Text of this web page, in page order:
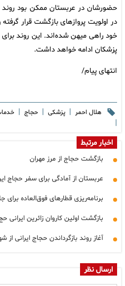
حضورشان در عربستان ممکن بود روند
در اولویت پروازهای بازگشت قرار
خود راهی میهن شده‌اند. این روند برای
پزشکان ادامه خواهد داشت.
انتهای پیام/
هلال احمر | پزشکی | حجاج |
|
اخبار مرتبط
بازگشت حجاج از مرز مهران
عربستان از آمادگی برای سفر حجاج
برنامه‌ریزی قطارهای فوق‌العاده برای
بازگشت اولین کاروان زائرین ایرانی
آغاز روند بازگرداندن حجاج ایرانی
ارسال نظر